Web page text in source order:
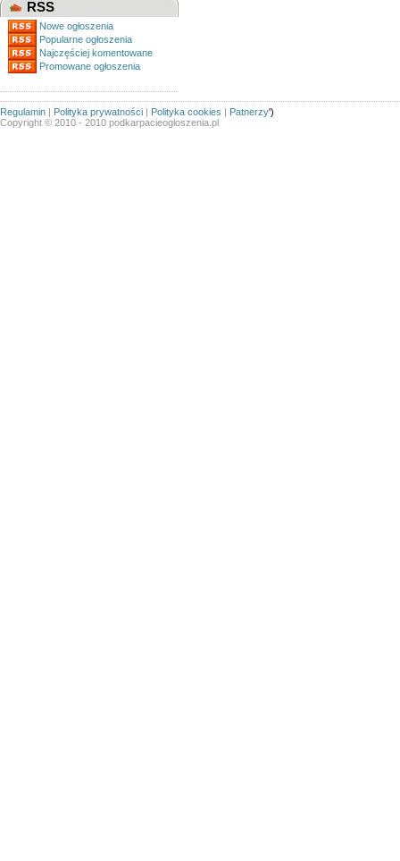
RSS
Nowe ogłoszenia
Popularne ogłoszenia
Najczęściej komentowane
Promowane ogłoszenia
Regulamin | Polityka prywatności | Polityka cookies | Patnerzy
Copyright © 2010 - 2010 podkarpacieogloszenia.pl
')